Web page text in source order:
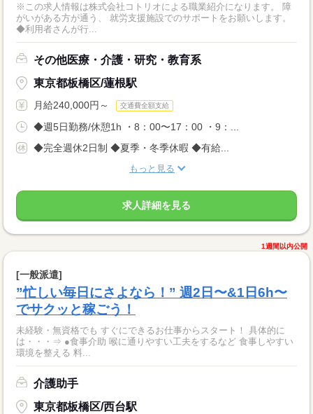
※この求人情報は株式会社コトリオによる職業紹介になります。 障
がいがある方が通う、 就労支援施設でのサポートをお願いします。
◆利用者さんが行...
その他医療・介護・研究・教育系
東京都板橋区/蓮根駅
月給240,000円～ 交通費全額支給
◆週5日勤務/休憩1h ・8：00〜17：00 ・9：...
◆完全週休2日制 ◆夏季・冬季休暇 ◆有給...
もっと見る
求人詳細を見る
1週間以内公開
[一般派遣]
”忙しい毎日にさよなら！” 週2日〜&1日6h〜
でサクッと稼ごう！
未経験・無資格でも すぐにできるお仕事からスタート！ 具体的に
は・・・⇒ ●食事介助 喉に通りやすい工夫をするなど 食事しやすい
環境を整える 料...
介護助手
東京都板橋区/西台駅